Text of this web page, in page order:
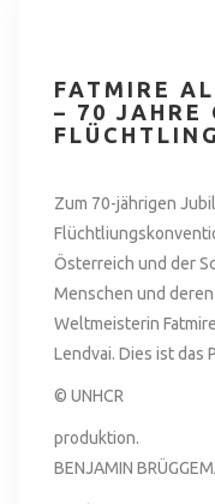
FATMIRE
– 70 JAHRE
Zum 70-jährigen
Österreich und der
Menschen und
Weltmeisterin
Lendvai. Dies ist das
© UNHCR
produktion.
BENJAMIN